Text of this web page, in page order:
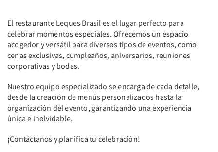
El restaurante Leques Brasil es el lugar perfecto para
celebrar momentos especiales. Ofrecemos un espacio
acogedor y versátil para diversos tipos de eventos, como
cenas exclusivas, cumpleaños, aniversarios, reuniones
corporativas y bodas.
Nuestro equipo especializado se encarga de cada detalle,
desde la creación de menús personalizados hasta la
organización del evento, garantizando una experiencia
única e inolvidable.
¡Contáctanos y planifica tu celebración!